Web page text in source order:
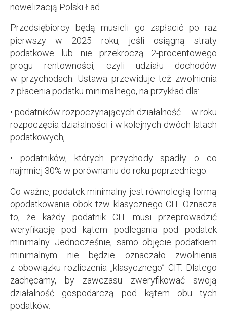
nowelizacją Polski Ład.
Przedsiębiorcy będą musieli go zapłacić po raz
pierwszy w 2025 roku, jeśli osiągną straty
podatkowe lub nie przekroczą 2-procentowego
progu rentowności, czyli udziału dochodów
w przychodach. Ustawa przewiduje też zwolnienia
z płacenia podatku minimalnego, na przykład dla:
• podatników rozpoczynających działalność – w roku
rozpoczęcia działalności i w kolejnych dwóch latach
podatkowych,
• podatników, których przychody spadły o co
najmniej 30% w porównaniu do roku poprzedniego.
Co ważne, podatek minimalny jest równoległą formą
opodatkowania obok tzw. klasycznego CIT. Oznacza
to, że każdy podatnik CIT musi przeprowadzić
weryfikację pod kątem podlegania pod podatek
minimalny. Jednocześnie, samo objęcie podatkiem
minimalnym nie będzie oznaczało zwolnienia
z obowiązku rozliczenia „klasycznego” CIT. Dlatego
zachęcamy, by zawczasu zweryfikować swoją
działalność gospodarczą pod kątem obu tych
podatków.